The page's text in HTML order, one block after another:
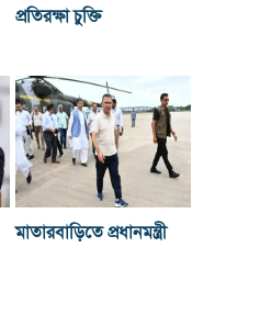
প্রতিরক্ষা চুক্তি
মাতারবাড়িতে প্রধানমন্ত্রী